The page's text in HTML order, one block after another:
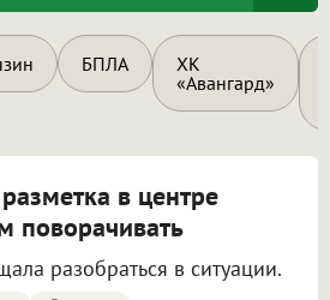
БПЛА
ХК
«Авангард»
в центре
поворачивать
разобраться в ситуации.